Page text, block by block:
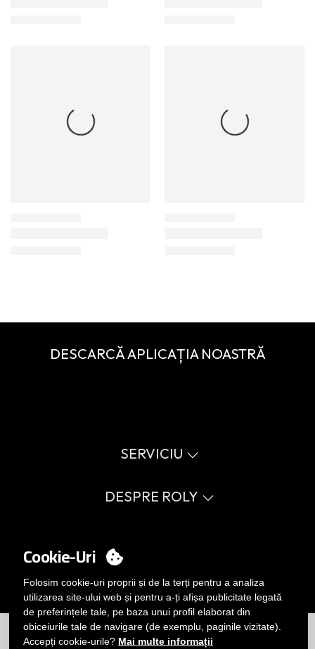
DESCARCĂ APLICAȚIA NOASTRĂ
SERVICIU
Ghid de mărimi
Glosar
DESPRE ROLY
Politica de management intern
Vrei să devii client?
TRIMITEȚI-NE UN EMAIL
Limitări |Politica de confidențialitate|Politica de Cookie-uri|
Notă legală|Harta site-ului
Cookie-Uri
Folosim cookie-uri proprii și de la terți pentru a analiza
utilizarea site-ului web și pentru a-ți afișa publicitate legată
de preferințele tale, pe baza unui profil elaborat din
obiceiurile tale de navigare (de exemplu, paginile vizitate).
Accepți cookie-urile? Mai multe informații